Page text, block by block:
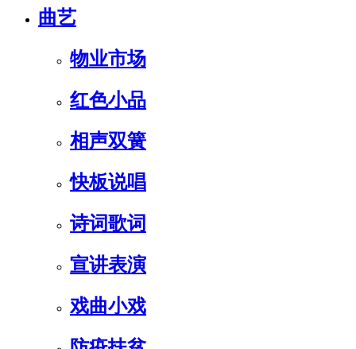
曲艺
物业市场
红色小品
相声双簧
快板说唱
诗词歌词
宣讲表演
戏曲小戏